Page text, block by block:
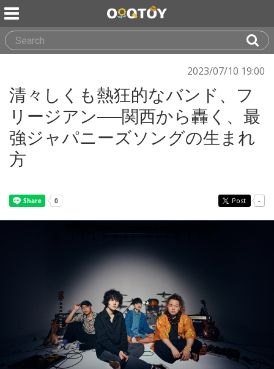
2023/07/10 19:00
清々しくも熱狂的なバンド、フ
リージアン──関西から轟く、最
強ジャパニーズソングの生まれ
方
Post -